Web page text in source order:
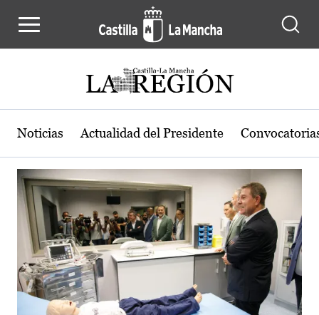
Actualidad de la región de Castilla-
Noticias Actualidad del Presidente